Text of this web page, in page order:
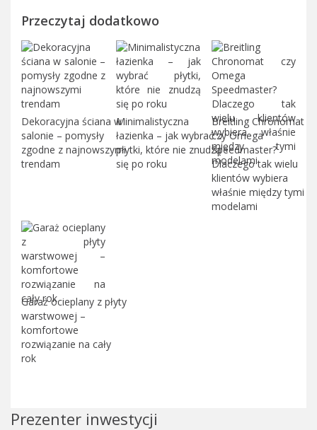
Przeczytaj dodatkowo
Dekoracyjna ściana w
salonie – pomysły
zgodne z najnowszymi
trendam
Minimalistyczna
łazienka – jak wybrać
płytki, które nie znudzą
się po roku
Breitling Chronomat
czy Omega
Speedmaster?
Dlaczego tak wielu
klientów wybiera
właśnie między tymi
modelami
Garaż ocieplany z płyty
warstwowej –
komfortowe
rozwiązanie na cały
rok
Prezenter inwestycji